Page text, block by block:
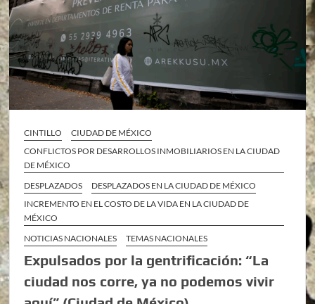
CINTILLO
CIUDAD DE MÉXICO
CONFLICTOS POR DESARROLLOS INMOBILIARIOS EN LA CIUDAD
DE MÉXICO
DESPLAZADOS
DESPLAZADOS EN LA CIUDAD DE MÉXICO
INCREMENTO EN EL COSTO DE LA VIDA EN LA CIUDAD DE
MÉXICO
NOTICIAS NACIONALES
TEMAS NACIONALES
Expulsados por la gentrificación: “La
ciudad nos corre, ya no podemos vivir